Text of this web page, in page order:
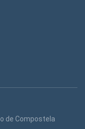
de Compostela